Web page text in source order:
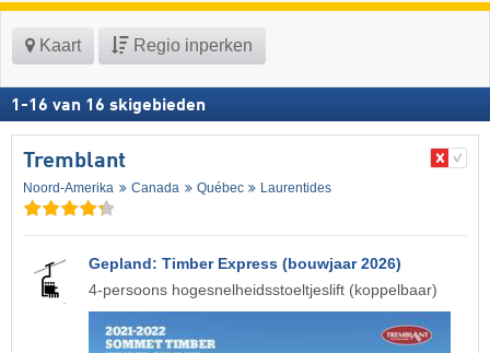
Kaart Regio inperken
1 -16 van 16 skigebieden
Tremblant
Noord-Amerika Canada Québec Laurentides
Gepland: Timber Express (bouwjaar 2026)
4-persoons hogesnelheidsstoeltjeslift (koppelbaar)